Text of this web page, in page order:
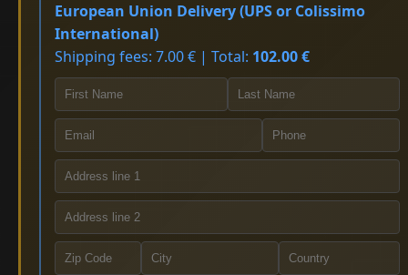
European Union Delivery (UPS or Colissimo
International)
Shipping fees: 7.00 € | Total: 102.00 €